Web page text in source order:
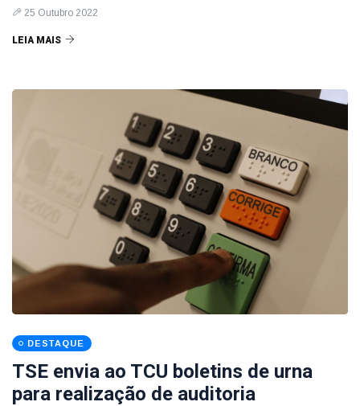
25 Outubro 2022
LEIA MAIS
DESTAQUE
TSE envia ao TCU boletins de urna
para realização de auditoria